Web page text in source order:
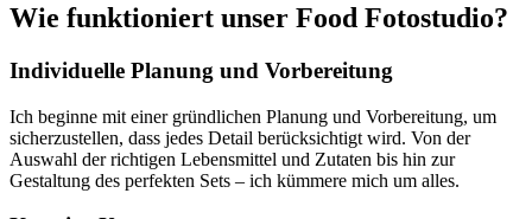
Wie funktioniert unser Food Fotostudio?
Individuelle Planung und Vorbereitung
Ich beginne mit einer gründlichen Planung und Vorbereitung, um
sicherzustellen, dass jedes Detail berücksichtigt wird. Von der
Auswahl der richtigen Lebensmittel und Zutaten bis hin zur
Gestaltung des perfekten Sets – ich kümmere mich um alles.